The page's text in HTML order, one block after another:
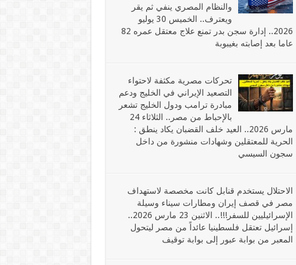
والنظام المصري ينفي ثم يقر
ويعترف.. الخميس 30 يوليو
2026.. إدارة سجن بدر تمنع علاج معتقل عمره 82
عاما بعد إصابته بغيبوبة
تحركات مصرية مكثفة لاحتواء
التصعيد الإيراني في الخليج ودعم
مبادرة ترامب ودول الخليج تشعر
بالإحباط من مصر.. الثلاثاء 24
مارس 2026.. العيد خلف القضبان يكاد ينطق :
الحرية للمعتقلين وشهادات منشورة من داخل
سجون السيسي
الاحتلال يستخدم قنابل كانت مخصصة لاستهداف
مصر في قصف إيران ومطارات سيناء وسيلة
الإسرائيليين للسفر!!!.. الاثنين 23 مارس 2026..
إسرائيل تعتقل فلسطينيا عائداً من مصر ليتحول
المعبر من بوابة عبور إلى بوابة توقيف